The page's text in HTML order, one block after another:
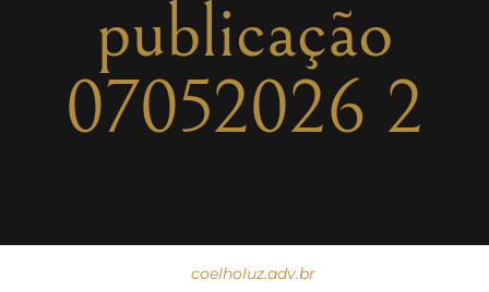
publicação
07052026 2
coelholuz.adv.br